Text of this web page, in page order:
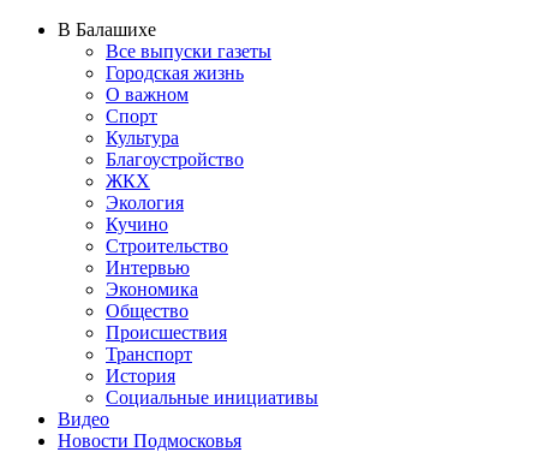
В Балашихе
Все выпуски газеты
Городская жизнь
О важном
Спорт
Культура
Благоустройство
ЖКХ
Экология
Кучино
Строительство
Интервью
Экономика
Общество
Происшествия
Транспорт
История
Социальные инициативы
Видео
Новости Подмосковья